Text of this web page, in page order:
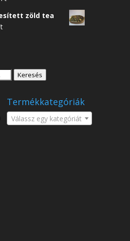
.950 Ft
zöld tea
Ártartomány:
8
.500 Ft
Keresés
Termékkategóriák
Válassz egy kategóriát